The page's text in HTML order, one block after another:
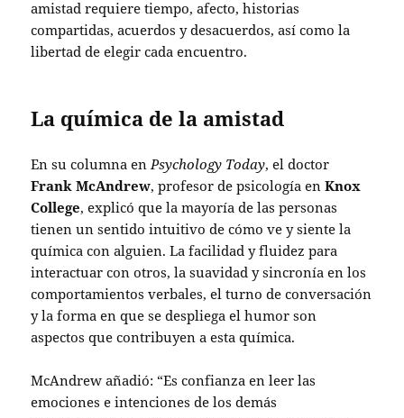
amistad requiere tiempo, afecto, historias
compartidas, acuerdos y desacuerdos, así como la
libertad de elegir cada encuentro.
La química de la amistad
En su columna en Psychology Today, el doctor
Frank McAndrew, profesor de psicología enKnox
College, explicó que la mayoría de las personas
tienen un sentido intuitivo de cómo ve y siente la
química con alguien. La facilidad y fluidez para
interactuar con otros, la suavidad y sincronía en los
comportamientos verbales, el turno de conversación
y la forma en que se despliega el humor son
aspectos que contribuyen a esta química.
McAndrew añadió: “Es confianza en leer las
emociones e intenciones de los demás